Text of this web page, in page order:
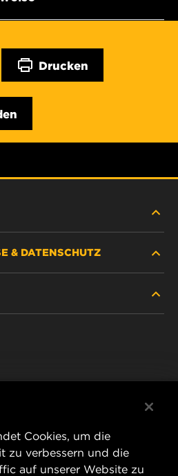
Drucken
& DATENSCHUTZ
Cookies, um die
zu verbessern und die
auf unserer Website zu